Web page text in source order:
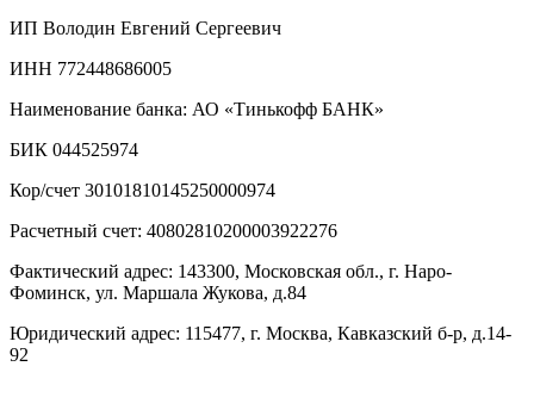
ИП Володин Евгений Сергеевич
ИНН 772448686005
Наименование банка: АО «Тинькофф БАНК»
БИК 044525974
Кор/счет 30101810145250000974
Расчетный счет: 40802810200003922276
Фактический адрес: 143300, Московская обл., г. Наро-
Фоминск, ул. Маршала Жукова, д.84
Юридический адрес: 115477, г. Москва, Кавказский б-р, д.14-
92